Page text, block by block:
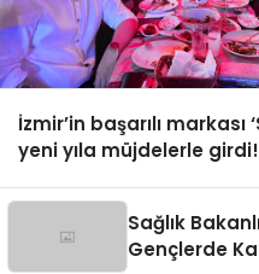
İzmir’in başarılı markası
yeni yıla müjdelerle girdi!
Sağlık
Gençlerde